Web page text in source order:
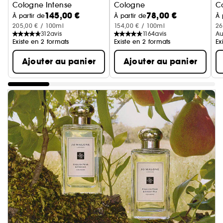
Cologne Intense
À partir de145,00 €
205,00 € / 100ml
312avis
Existe en 2 formats
Ajouter au panier
Cologne
À partir de78,00 €
154,00 € / 100ml
1164avis
Existe en 2 formats
Ajouter au panier
À